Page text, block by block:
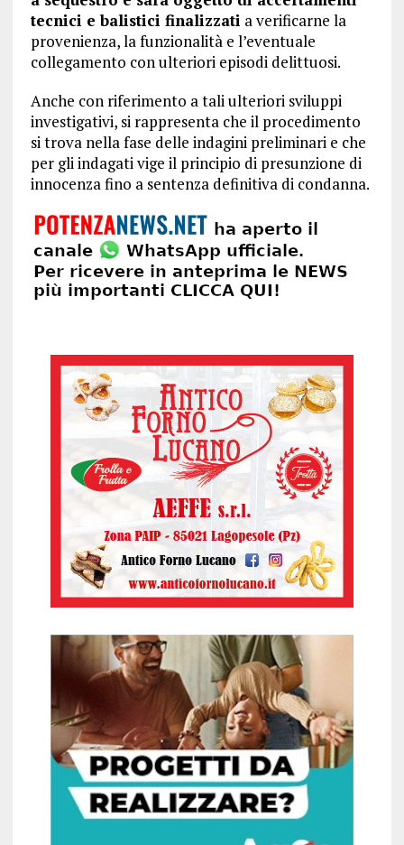
tecnici e balistici finalizzati a verificarne la
provenienza, la funzionalità e l’eventuale
collegamento con ulteriori episodi delittuosi.
Anche con riferimento a tali ulteriori sviluppi
investigativi, si rappresenta che il procedimento
si trova nella fase delle indagini preliminari e che
per gli indagati vige il principio di presunzione di
innocenza fino a sentenza definitiva di condanna.